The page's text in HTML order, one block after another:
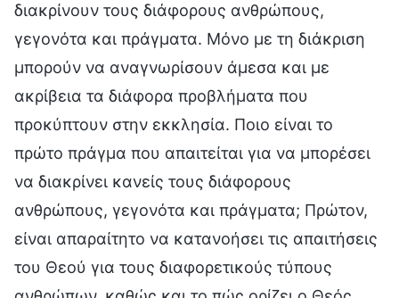
διακρίνουν τους διάφορους ανθρώπους,
γεγονότα και πράγματα. Μόνο με τη διάκριση
μπορούν να αναγνωρίσουν άμεσα και με
ακρίβεια τα διάφορα προβλήματα που
προκύπτουν στην εκκλησία. Ποιο είναι το
πρώτο πράγμα που απαιτείται για να μπορέσει
να διακρίνει κανείς τους διάφορους
ανθρώπους, γεγονότα και πράγματα; Πρώτον,
είναι απαραίτητο να κατανοήσει τις απαιτήσεις
του Θεού για τους διαφορετικούς τύπους